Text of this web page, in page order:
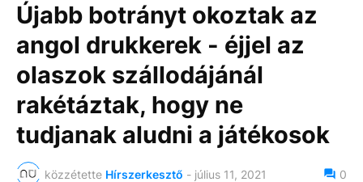
Újabb botrányt okoztak az
angol drukkerek - éjjel az
olaszok szállodájánál
rakétáztak, hogy ne
tudjanak aludni a játékosok
közzétette Hírszerkesztő - július 11, 2021 0